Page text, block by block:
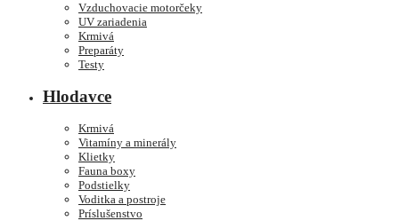
Vzduchovacie motorčeky
UV zariadenia
Krmivá
Preparáty
Testy
Hlodavce
Krmivá
Vitamíny a minerály
Klietky
Fauna boxy
Podstielky
Voditka a postroje
Príslušenstvo